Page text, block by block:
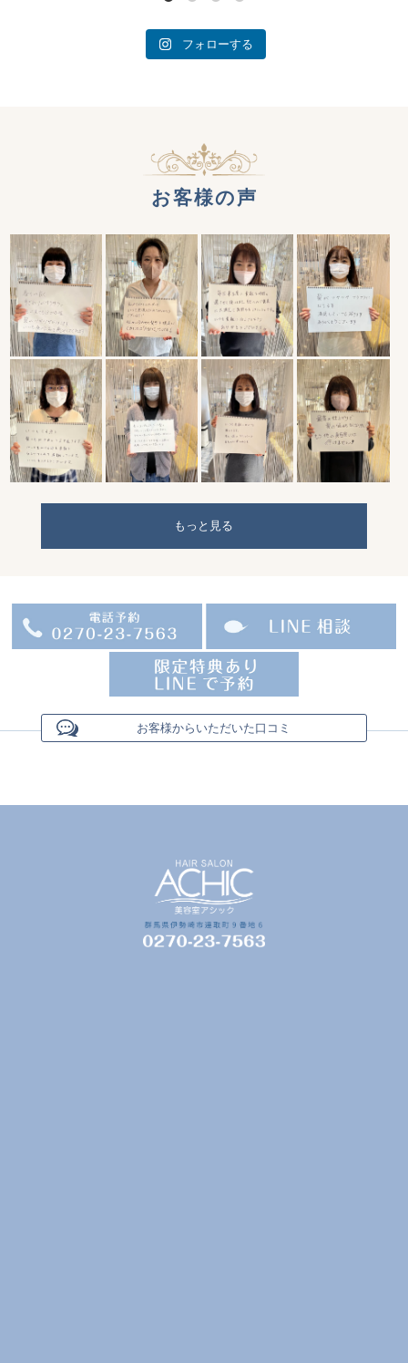
フォローする
お客様の声
もっと見る
お客様からいただいた口コミ